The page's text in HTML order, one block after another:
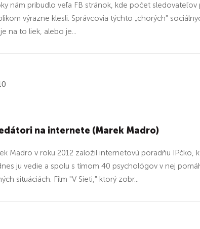
nám pribudlo veľa FB stránok, kde počet sledovateľov
výrazne klesli. Správcovia týchto „chorých"
na to liek, alebo je...
na internete (Marek Madro)
Madro v roku 2012 založil internetovú poradňu IPčko,
ju vedie a spolu s tímom 40 psychológov v nej
situáciách. Film "V Sieti," ktorý zobr...